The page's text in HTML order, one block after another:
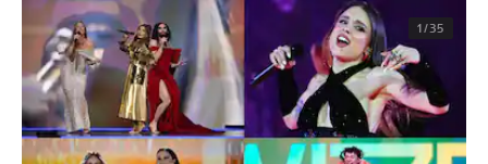
1/35